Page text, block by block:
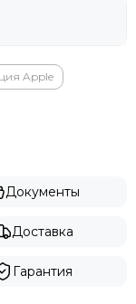
Apple
Документы
Доставка
Гарантия